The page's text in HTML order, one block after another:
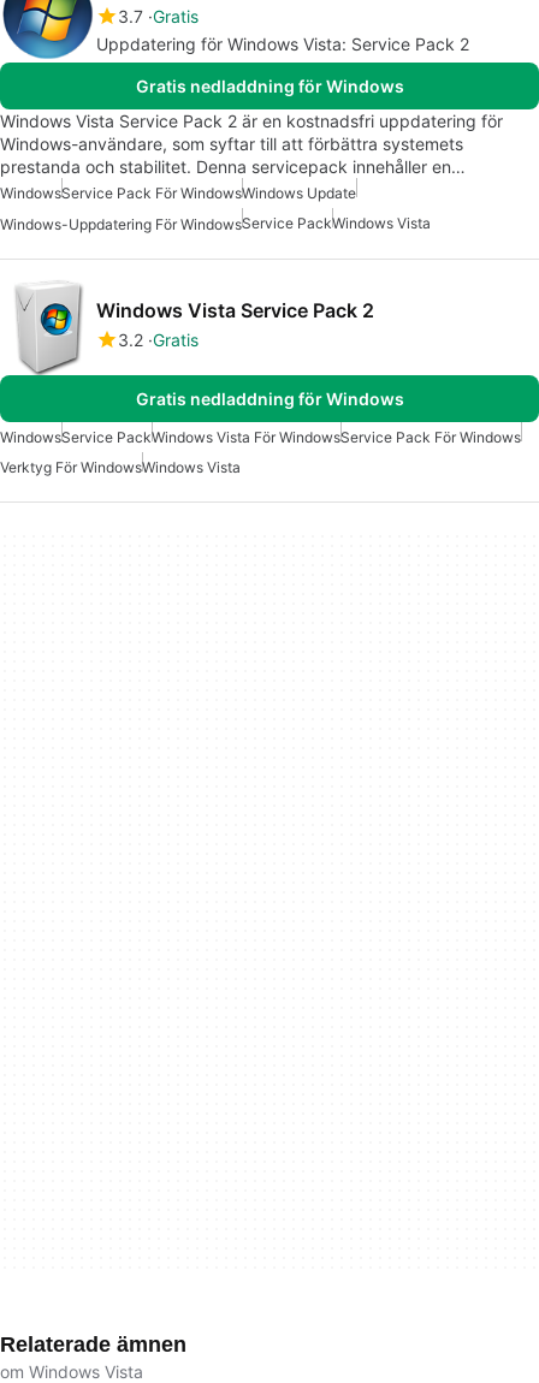
3.7 Gratis
Uppdatering för Windows Vista: Service Pack 2
Gratis nedladdning för Windows
Windows Vista Service Pack 2 är en kostnadsfri uppdatering för
Windows-användare, som syftar till att förbättra systemets
prestanda och stabilitet. Denna servicepack innehåller en…
WindowsService Pack För WindowsWindows Update
Windows-Uppdatering För WindowsService PackWindows Vista
Windows Vista Service Pack 2
3.2 Gratis
Gratis nedladdning för Windows
WindowsService PackWindows Vista För WindowsService Pack För Windows
Verktyg För WindowsWindows Vista
Relaterade ämnen
om Windows Vista